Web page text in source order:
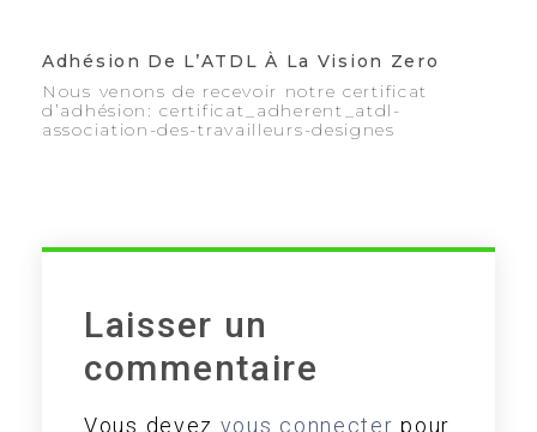
Adhésion De L’ATDL À La Vision Zero
Nous venons de recevoir notre certificat
d’adhésion: certificat_adherent_atdl-
association-des-travailleurs-designes
Laisser un
commentaire
Vous devez vous connecter pour